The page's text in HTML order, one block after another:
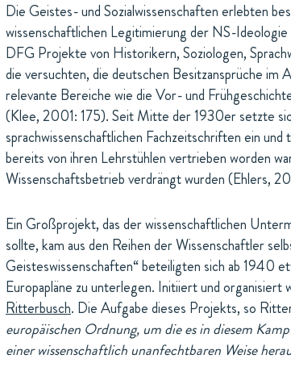
Die Geistes- und Sozialwissenschaften erlebten
wissenschaftlichen Legitimierung der NS-
DFG Projekte von Historikern, Soziologen,
die versuchten, die deutschen Besitzansprüche im
relevante Bereiche wie die Vor- und
(Klee, 2001: 175). Seit Mitte der 1930er setzte
sprachwissenschaftlichen Fachzeitschriften ein
bereits von ihren Lehrstühlen vertrieben worden
Wissenschaftsbetrieb verdrängt wurden (Ehlers,
Ein Großprojekt, das der wissenschaftlichen
sollte, kam aus den Reihen der Wissenschaftler
Geisteswissenschaften“ beteiligten sich ab 1940
Europapläne zu unterlegen. Initiiert und organisiert
Ritterbusch. Die Aufgabe dieses Projekts, so
europäischen Ordnung, um die es in diesem
einer wissenschaftlich unanfechtbaren Weise